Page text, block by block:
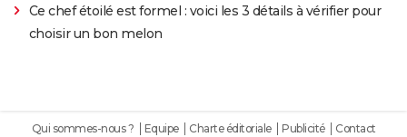
Ce chef étoilé est formel : voici les 3 détails à vérifier pour
choisir un bon melon
Qui sommes-nous ? Equipe Charte éditoriale Publicité Contact